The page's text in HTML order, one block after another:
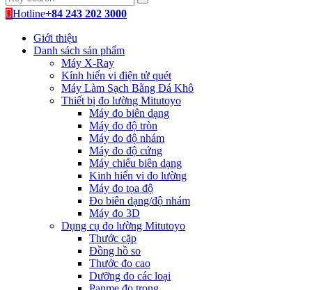
Hotline+84 243 202 3000
Giới thiệu
Danh sách sản phẩm
Máy X-Ray
Kính hiển vi điện tử quét
Máy Làm Sạch Bằng Đá Khô
Thiết bị đo lường Mitutoyo
Máy đo biên dạng
Máy đo độ tròn
Máy đo độ nhám
Máy đo độ cứng
Máy chiếu biên dạng
Kinh hiển vi đo lường
Máy đo tọa độ
Đo biên dạng/độ nhám
Máy đo 3D
Dụng cụ đo lường Mitutoyo
Thước cặp
Đồng hồ so
Thước đo cao
Dưỡng đo các loại